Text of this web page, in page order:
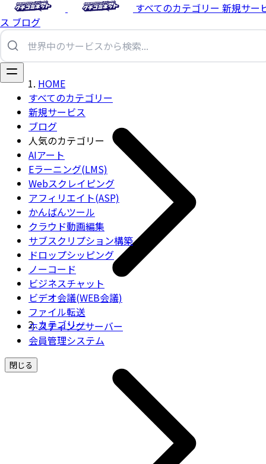
すべてのカテゴリー 新規サー
ス ブログ
すべてのカテゴリー
新規サービス
ブログ
人気のカテゴリー
AIアート
Eラーニング(LMS)
Webスクレイピング
アフィリエイト(ASP)
かんばんツール
クラウド動画編集
サブスクリプション構築
ドロップシッピング
ノーコード
ビジネスチャット
ビデオ会議(WEB会議)
ファイル転送
ホスティングサーバー
会員管理システム
閉じる
HOME
カテゴリー